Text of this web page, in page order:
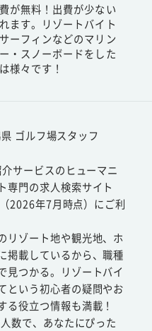
が無料！出費が少ない
ます。リゾートバイト
ーフィンなどのマリン
・スノーボードをした
様々です！
ゴルフ場スタッフ
サービスのヒューマニ
専門の求人検索サイト
2026年7月時点）にご利
リゾート地や観光地、ホ
掲載しているから、職種
見つかる。リゾートバイ
という初心者の疑問やお
る役立つ情報も満載！
数で、あなたにぴった